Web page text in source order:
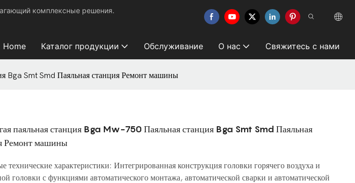
комплексные решения.
Home Каталог продукции Обслуживание О нас Свяжитесь с нами
Bga Smt Smd Паяльная станция Ремонт машины
паяльная станция Bga Mw-750 Паяльная станция Bga Smt Smd Паяльная
Ремонт машины
технические характеристики: Интегрированная конструкция головки горячего воздуха и
головки с функциями автоматического монтажа, автоматической сварки и автоматической